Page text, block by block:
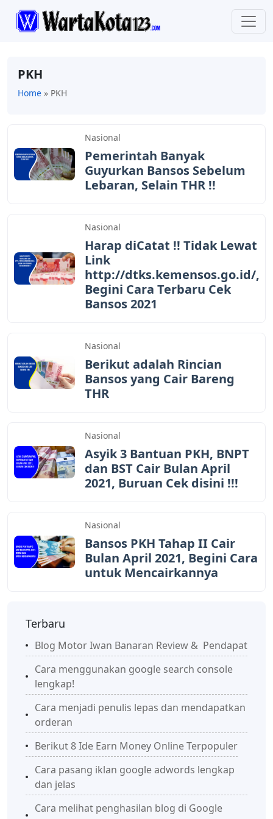
PKH
Home » PKH
Nasional
Pemerintah Banyak
Guyurkan Bansos Sebelum
Lebaran, Selain THR !!
Nasional
Harap diCatat !! Tidak Lewat
Link
http://dtks.kemensos.go.id/,
Begini Cara Terbaru Cek
Bansos 2021
Nasional
Berikut adalah Rincian
Bansos yang Cair Bareng
THR
Nasional
Asyik 3 Bantuan PKH, BNPT
dan BST Cair Bulan April
2021, Buruan Cek disini !!!
Nasional
Bansos PKH Tahap II Cair
Bulan April 2021, Begini Cara
untuk Mencairkannya
Terbaru
Blog Motor Iwan Banaran Review & Pendapat
Cara menggunakan google search console
lengkap!
Cara menjadi penulis lepas dan mendapatkan
orderan
Berikut 8 Ide Earn Money Online Terpopuler
Cara pasang iklan google adwords lengkap
dan jelas
Cara melihat penghasilan blog di Google